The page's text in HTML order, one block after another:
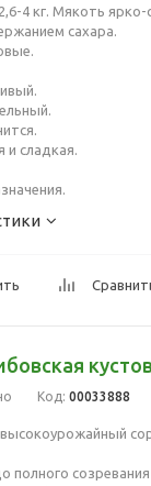
4 кг. Мякоть
сахара.
и сладкая.
Код: 00033888
полного